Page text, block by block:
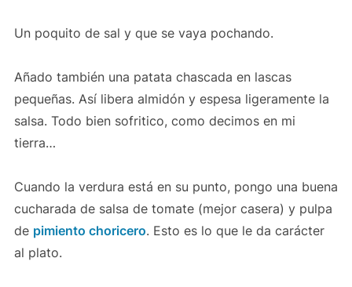
Un poquito de sal y que se vaya pochando.
Añado también una patata chascada en lascas
pequeñas. Así libera almidón y espesa ligeramente la
salsa. Todo bien sofritico, como decimos en mi
tierra…
Cuando la verdura está en su punto, pongo una buena
cucharada de salsa de tomate (mejor casera) y pulpa
de pimiento choricero. Esto es lo que le da carácter
al plato.